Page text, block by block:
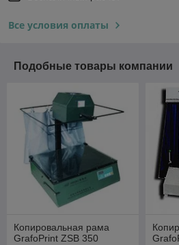
Все условия оплаты
Подобные товары компании
Копировальная рама
GrafoPrint ZSB 350